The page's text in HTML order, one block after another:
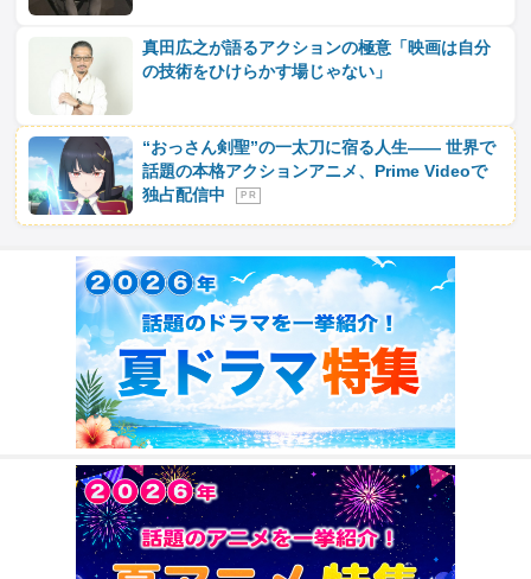
真田広之が語るアクションの極意「映画は自分
の技術をひけらかす場じゃない」
“おっさん剣聖”の一太刀に宿る人生―― 世界で
話題の本格アクションアニメ、Prime Videoで
独占配信中
P R